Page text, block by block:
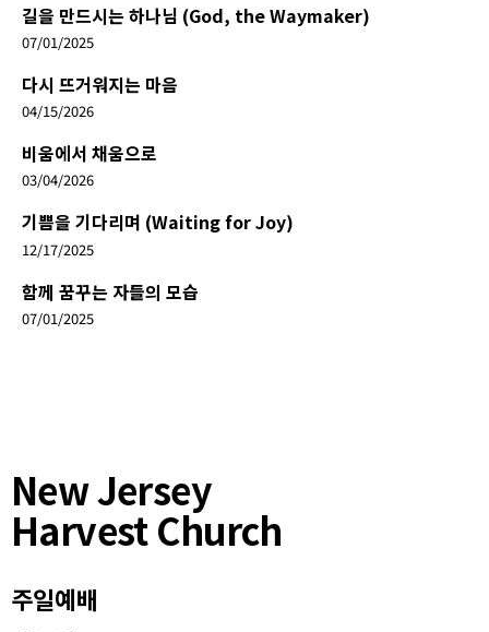
길을 만드시는 하나님 (God, the Waymaker)
07/01/2025
다시 뜨거워지는 마음
04/15/2026
비움에서 채움으로
03/04/2026
기쁨을 기다리며 (Waiting for Joy)
12/17/2025
함께 꿈꾸는 자들의 모습
07/01/2025
New Jersey
Harvest Church
주일예배